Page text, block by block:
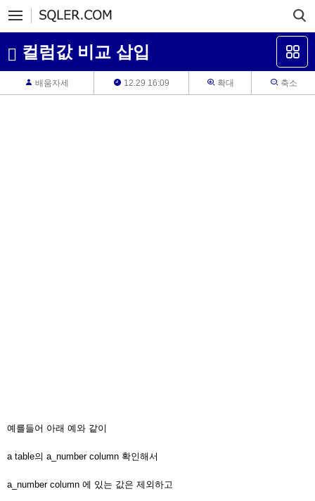
컬럼값 비교 삽입
배움자세 12.29 16:09 확대 축소
예를들어 아래 예와 같이
a table의 a_number column 확인해서
a_number column 에 있는 값은 제외하고